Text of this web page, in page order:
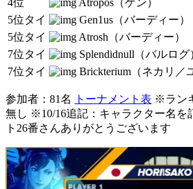
4位
Atropos（ケン）
5位タイ
Gen1us（バーディー）
5位タイ
Atrosh（バーディー）
7位タイ
Splendidnull（バルログ
7位タイ
Brickterium（ネカリ／
参加者：81名 トーナメント表 ※ラン
無し ※10/16追記：キャラクター名を
ト26番さんありがとうございます